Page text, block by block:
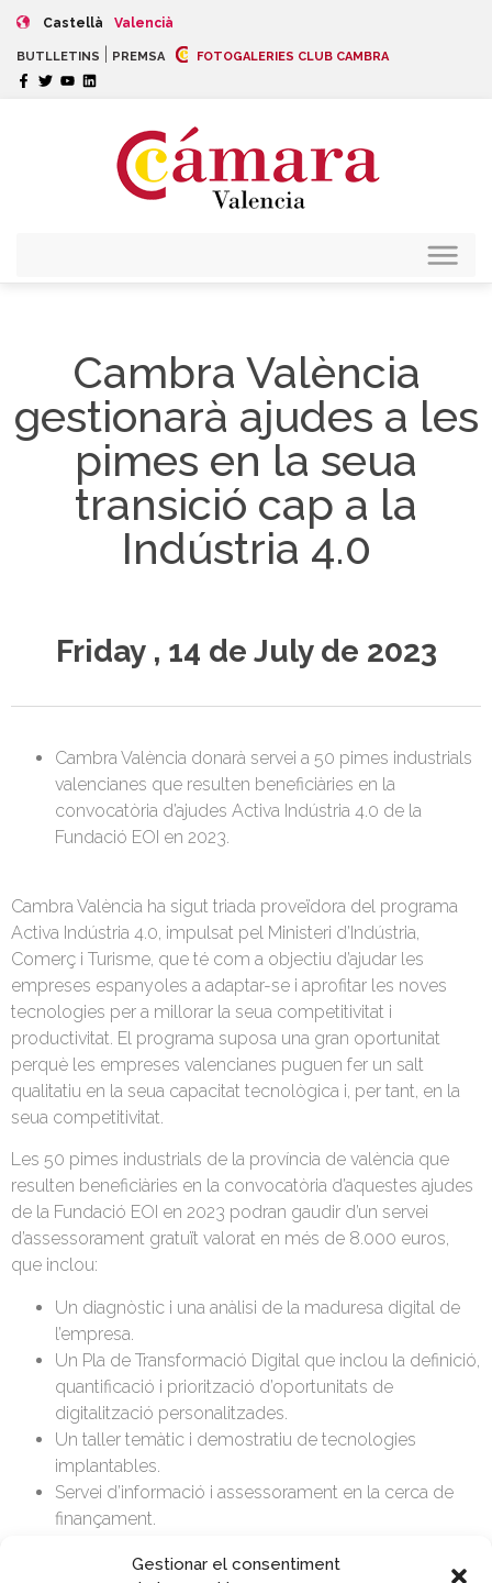
Gestionar el consentiment
Castellà Valencià
BUTLLETINS PREMSA FOTOGALERIES CLUB CAMBRA
Cambra València
gestionarà ajudes a les
pimes en la seua
transició cap a la
Indústria 4.0
Friday , 14 de July de 2023
Cambra València donarà servei a 50 pimes industrials
valencianes que resulten beneficiàries en la
convocatòria d’ajudes Activa Indústria 4.0 de la
Fundació EOI en 2023.
Cambra València ha sigut triada proveïdora del programa
Activa Indústria 4.0, impulsat pel Ministeri d’Indústria,
Comerç i Turisme, que té com a objectiu d’ajudar les
empreses espanyoles a adaptar-se i aprofitar les noves
tecnologies per a millorar la seua competitivitat i
productivitat. El programa suposa una gran oportunitat
perquè les empreses valencianes puguen fer un salt
qualitatiu en la seua capacitat tecnològica i, per tant, en la
seua competitivitat.
Les 50 pimes industrials de la província de valència que
resulten beneficiàries en la convocatòria d’aquestes ajudes
de la Fundació EOI en 2023 podran gaudir d’un servei
d’assessorament gratuït valorat en més de 8.000 euros,
que inclou:
Un diagnòstic i una anàlisi de la maduresa digital de
l’empresa.
Un Pla de Transformació Digital que inclou la definició,
quantificació i priorització d’oportunitats de
digitalització personalitzades.
Un taller temàtic i demostratiu de tecnologies
implantables.
Servei d’informació i assessorament en la cerca de
finançament.
serà realitzat per especialistes en transformació digital del